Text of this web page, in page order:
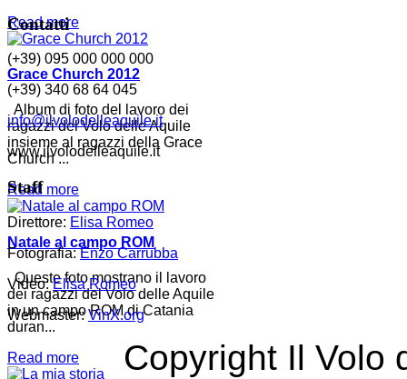
Read more
Grace Church 2012
Album di foto del lavoro dei
ragazzi del Volo delle Aquile
insieme al ragazzi della Grace
Church ...
Read more
Natale al campo ROM
Queste foto mostrano il lavoro
dei ragazzi del Volo delle Aquile
in un campo ROM di Catania
duran...
Read more
Contatti
(+39) 095 000 000 000
(+39) 340 68 64 045
info@ilvolodelleaquile.it
www.ilvolodelleaquile.it
Staff
Direttore: Elisa Romeo
Fotografia:Enzo Carrubba
Video:Elisa Romeo
Webmaster:VinX.org
Copyright Il Volo